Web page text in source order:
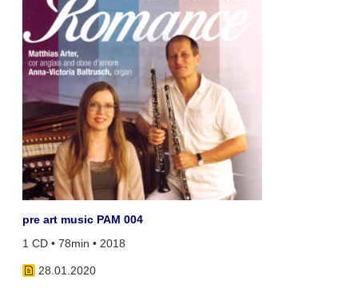
pre art music PAM 004
1 CD • 78min • 2018
28.01.2020